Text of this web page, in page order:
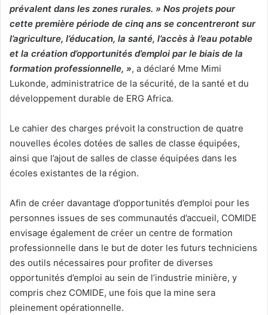
prévalent dans les zones rurales. » Nos projets pour
cette première période de cinq ans se concentreront sur
l’agriculture, l’éducation, la santé, l’accès à l’eau potable
et la création d’opportunités d’emploi par le biais de la
formation professionnelle, », a déclaré Mme Mimi
Lukonde, administratrice de la sécurité, de la santé et du
développement durable de ERG Africa.
Le cahier des charges prévoit la construction de quatre
nouvelles écoles dotées de salles de classe équipées,
ainsi que l’ajout de salles de classe équipées dans les
écoles existantes de la région.
Afin de créer davantage d’opportunités d’emploi pour les
personnes issues de ses communautés d’accueil, COMIDE
envisage également de créer un centre de formation
professionnelle dans le but de doter les futurs techniciens
des outils nécessaires pour profiter de diverses
opportunités d’emploi au sein de l’industrie minière, y
compris chez COMIDE, une fois que la mine sera
pleinement opérationnelle.